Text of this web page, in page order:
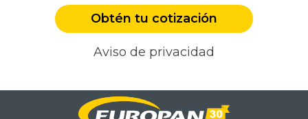
Aviso de privacidad